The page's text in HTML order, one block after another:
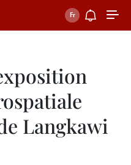
Langkawi